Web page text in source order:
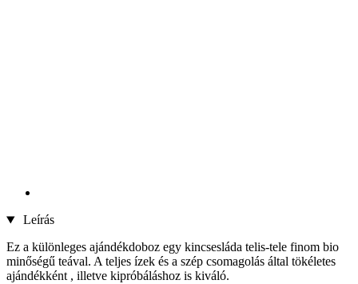
Leírás
Ez a különleges ajándékdoboz egy kincsesláda telis-tele finom bio
minőségű teával. A teljes ízek és a szép csomagolás által tökéletes
ajándékként , illetve kipróbáláshoz is kiváló.